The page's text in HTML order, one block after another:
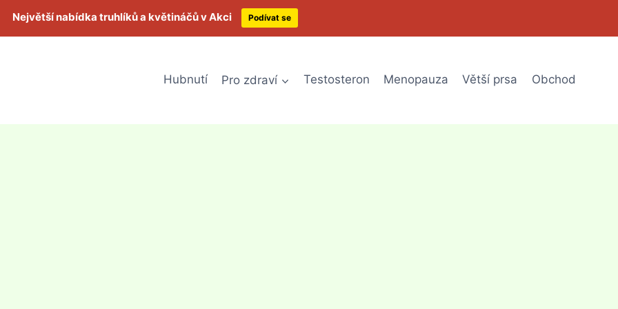
Hubnutí Pro zdraví Testosteron Menopauza Větší prsa Obchod
Největší nabídka truhlíků a květináčů v Akci Podívat se